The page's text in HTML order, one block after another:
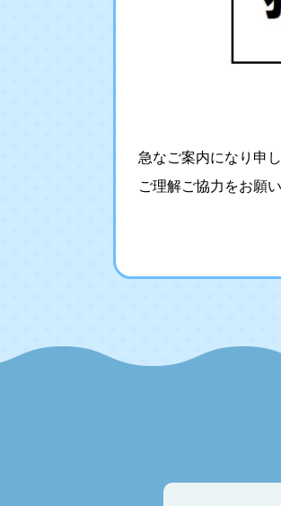
急なご案内になり申
ご理解ご協力をお願